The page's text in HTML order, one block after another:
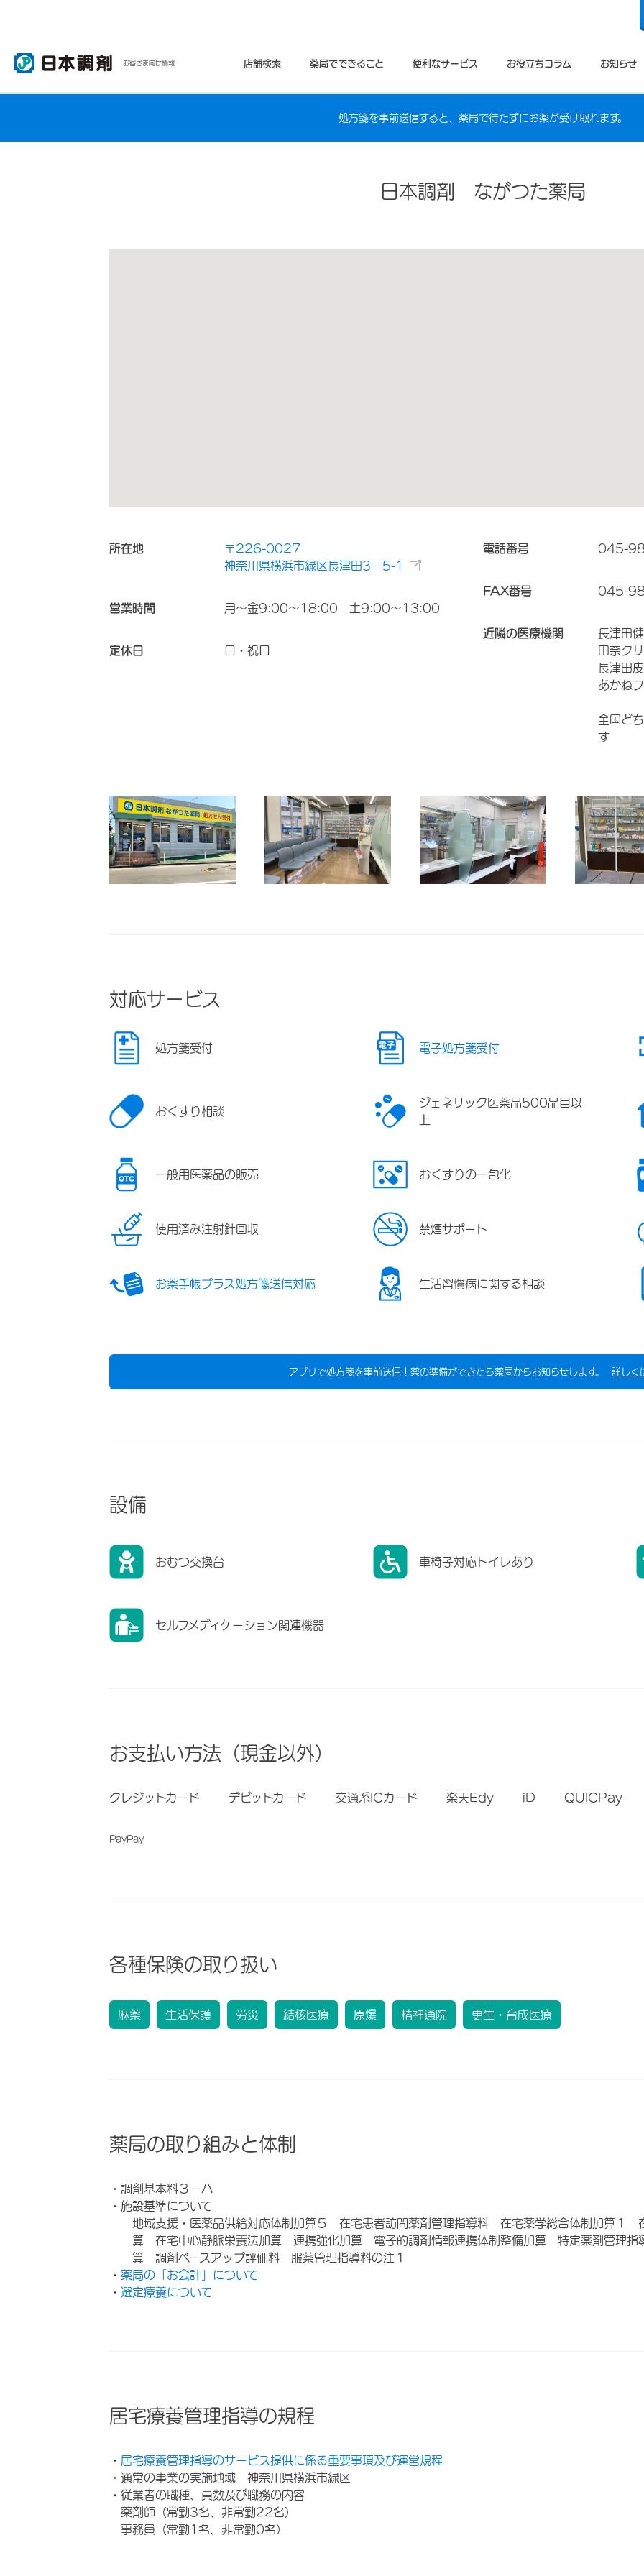
お客さま向け情報 店舗検索 薬局でできること 便利なサービス お役立ちコラム お知らせ
処方箋を事前送信すると、薬局で待たずにお薬が受け取れます。
日本調剤 ながつた薬局
所在地
〒226-0027
神奈川県横浜市緑区長津田3‐5-1
営業時間 月～金9:00～18:00 土9:00～13:00
定休日 日・祝日
電話番号 045-
FAX番号 045-
近隣の医療機関
長津田
田奈ク
長津田
あかね
全国ど
す
対応サービス
処方箋受付 電子処方箋受付
おくすり相談
ジェネリック医薬品500品目以
上
一般用医薬品の販売 おくすりの一包化
使用済み注射針回収 禁煙サポート
お薬手帳プラス処方箋送信対応 生活習慣病に関する相談
アプリで処方箋を事前送信！薬の準備ができたら薬局からお知らせします。 詳しく
設備
おむつ交換台 車椅子対応トイレあり
セルフメディケーション関連機器
お支払い方法（現金以外）
クレジットカード デビットカード 交通系ICカード 楽天Edy iD QUICPay
PayPay
各種保険の取り扱い
麻薬 生活保護 労災 結核医療 原爆 精神通院 更生・育成医療
薬局の取り組みと体制
・調剤基本料３－ハ
・施設基準について
地域支援・医薬品供給対応体制加算５ 在宅患者訪問薬剤管理指導料 在宅薬学総合体制加算１
算 在宅中心静脈栄養法加算 連携強化加算 電子的調剤情報連携体制整備加算 特定薬剤管理指
算 調剤ベースアップ評価料 服薬管理指導料の注１
・ 薬局の「お会計」について
・ 選定療養について
居宅療養管理指導の規程
・ 居宅療養管理指導のサービス提供に係る重要事項及び運営規程
・通常の事業の実施地域 神奈川県横浜市緑区
・従業者の職種、員数及び職務の内容
薬剤師（常勤3名、非常勤22名）
事務員（常勤1名、非常勤0名）